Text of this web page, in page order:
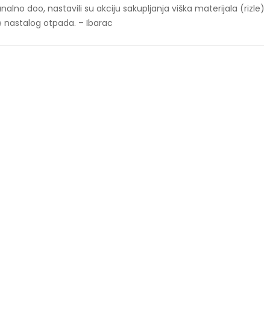
doo, nastavili su akciju sakupljanja viška materijala (rizle)
nastalog otpada. – Ibarac